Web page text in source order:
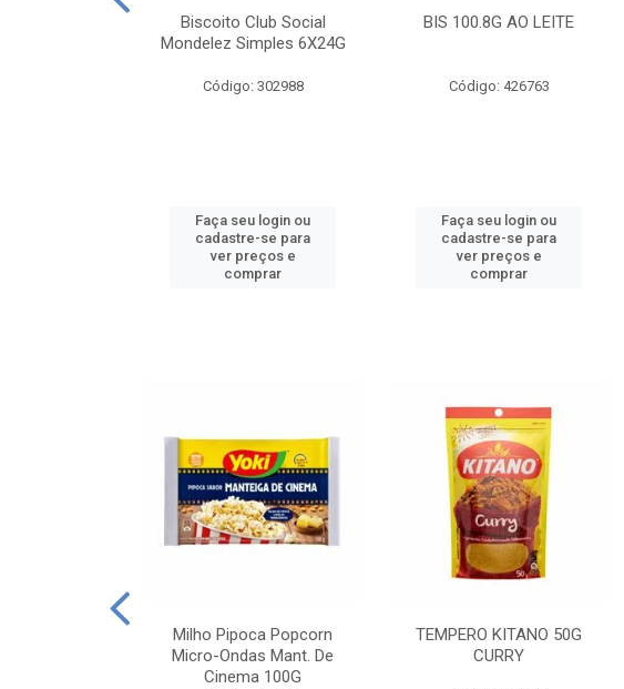
Biscoito Club Social
Mondelez Simples 6X24G
Código: 302988
Faça seu login ou
cadastre-se para
ver preços e
comprar
BIS 100.8G AO LEITE
Código: 426763
Faça seu login ou
cadastre-se para
ver preços e
comprar
Milho Pipoca Popcorn
Micro-Ondas Mant. De
Cinema 100G
TEMPERO KITANO 50G
CURRY